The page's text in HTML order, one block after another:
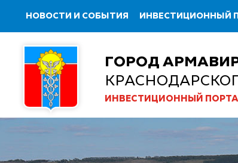
НОВОСТИ И СОБЫТИЯ ИНВЕСТИЦИОННЫЙ
ГОРОД
ИНВЕСТИЦИОННЫЙ